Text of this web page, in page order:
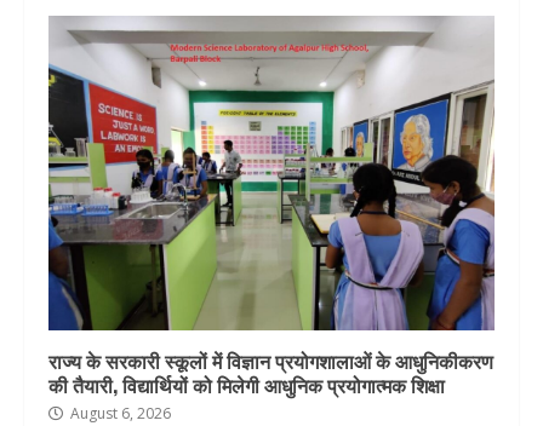
राज्य के सरकारी स्कूलों में विज्ञान प्रयोगशालाओं के आधुनिकीकरण
की तैयारी, विद्यार्थियों को मिलेगी आधुनिक प्रयोगात्मक शिक्षा
August 6, 2026